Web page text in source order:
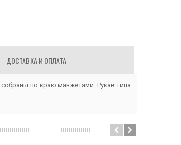
ДОСТАВКА И ОПЛАТА
по краю манжетами. Рукав типа